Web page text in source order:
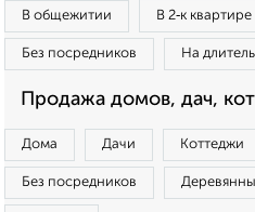
В общежитии В 2‑к квартире
Без посредников На
Продажа домов, дач,
Дома Дачи Коттеджи
Без посредников